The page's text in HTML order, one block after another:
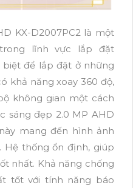
KX-D2007PC2 là một
lĩnh vực lắp đặt
để lắp đặt ở những
khả năng xoay 360 độ,
không gian một cách
sáng đẹp 2.0 MP AHD
mang đến hình ảnh
Hệ thống ổn định, giúp
nhất. Khả năng chống
tốt với tính năng báo